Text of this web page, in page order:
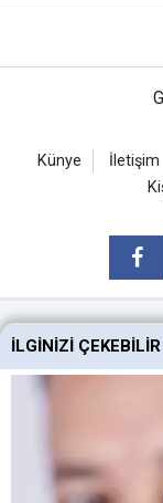
Künye İletişim
Ankara Haberleri
Keçiören
Sincan Haberleri
İLGINIZI ÇEKEBILIR